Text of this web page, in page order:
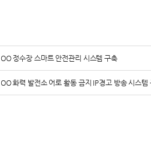
OO 정수장 스마트 안전관리 시스템 구축
OO 화력 발전소 어로 활동 금지 IP경고 방송 시스템